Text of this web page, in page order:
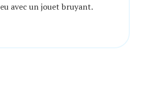
avec un jouet bruyant.